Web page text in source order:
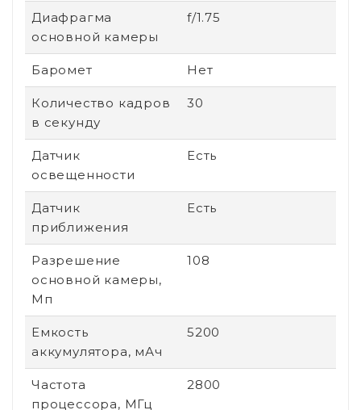
Диафрагма
основной камеры
f/1.75
Баромет Нет
Количество кадров
в секунду
30
Датчик
освещенности
Есть
Датчик
приближения
Есть
Разрешение
основной камеры,
Мп
108
Емкость
аккумулятора, мАч
5200
Частота
процессора, МГц
2800